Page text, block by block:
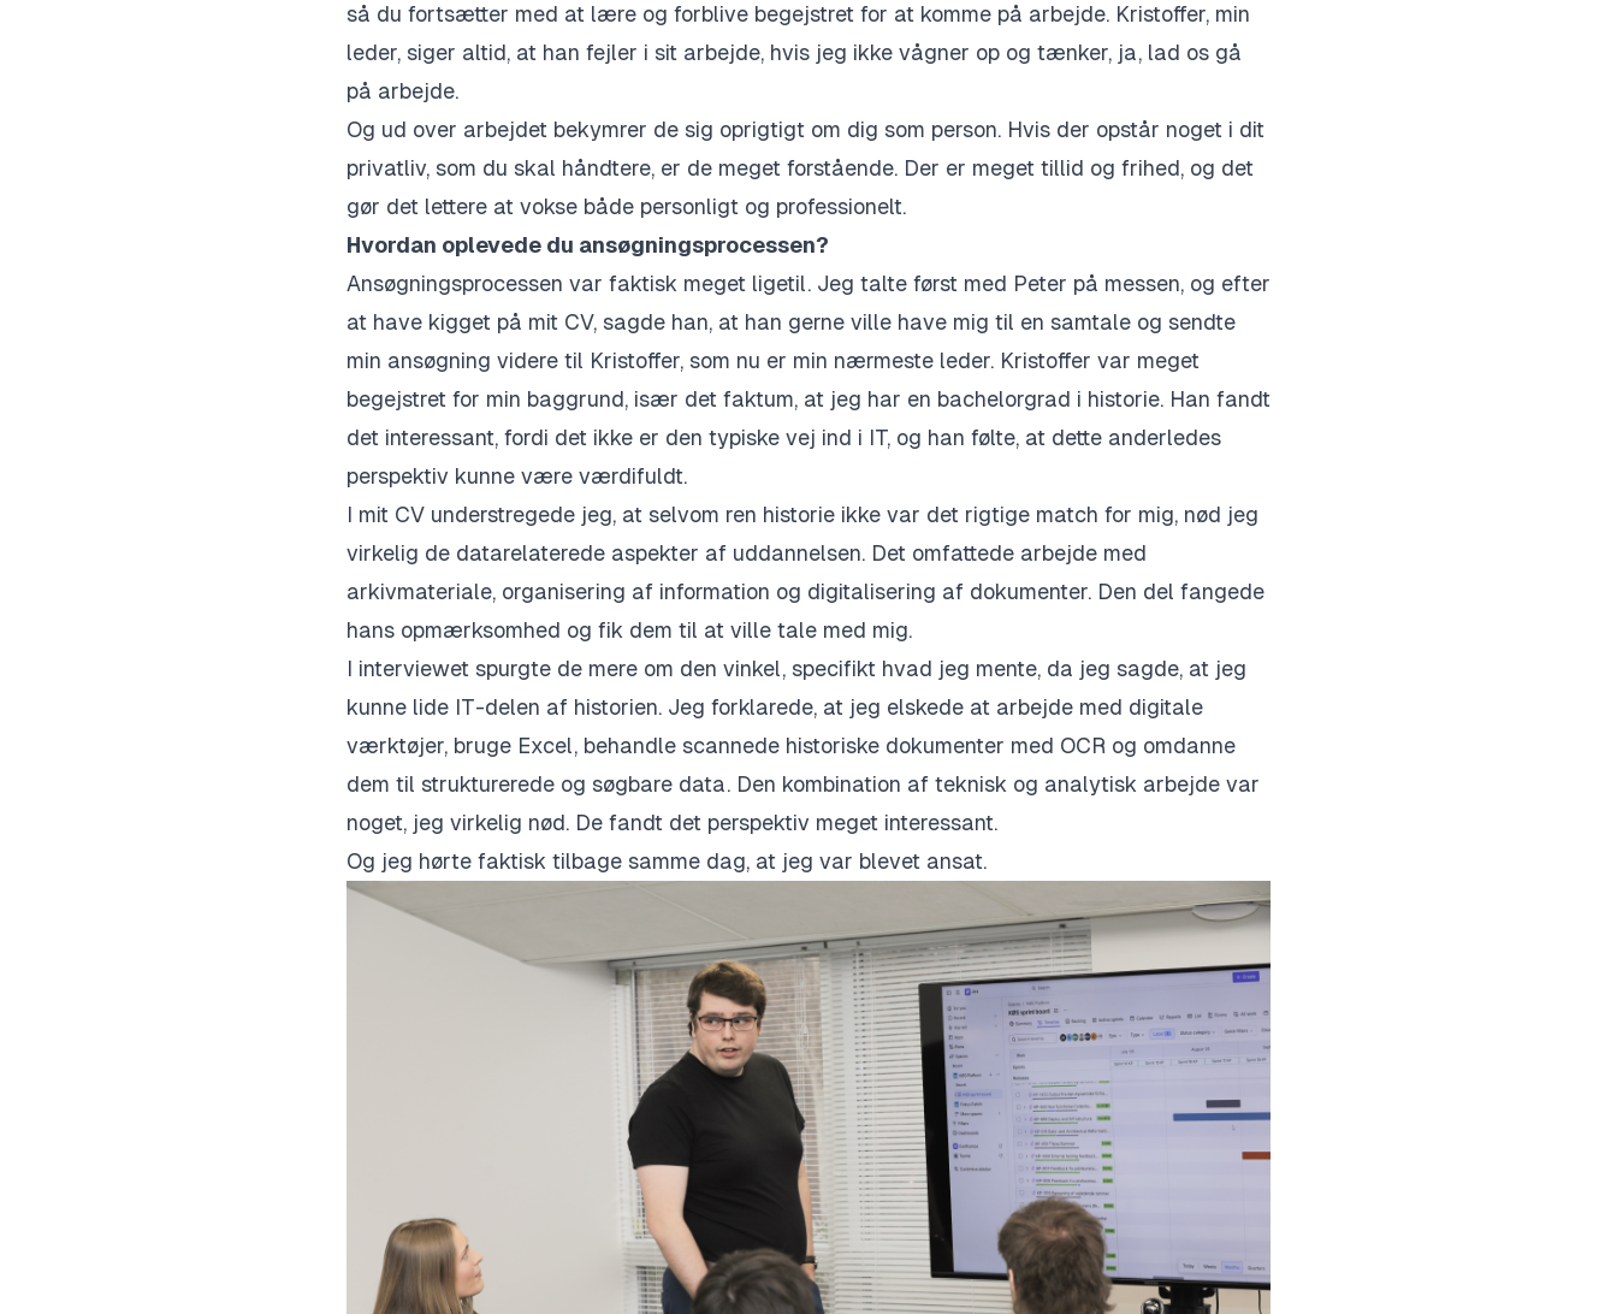
så du fortsætter med at lære og forblive begejstret for at komme på arbejde. Kristoffer, min
leder, siger altid, at han fejler i sit arbejde, hvis jeg ikke vågner op og tænker, ja, lad os gå
på arbejde.
Og ud over arbejdet bekymrer de sig oprigtigt om dig som person. Hvis der opstår noget i dit
privatliv, som du skal håndtere, er de meget forstående. Der er meget tillid og frihed, og det
gør det lettere at vokse både personligt og professionelt.
Hvordan oplevede du ansøgningsprocessen?
Ansøgningsprocessen var faktisk meget ligetil. Jeg talte først med Peter på messen, og efter
at have kigget på mit CV, sagde han, at han gerne ville have mig til en samtale og sendte
min ansøgning videre til Kristoffer, som nu er min nærmeste leder. Kristoffer var meget
begejstret for min baggrund, især det faktum, at jeg har en bachelorgrad i historie. Han fandt
det interessant, fordi det ikke er den typiske vej ind i IT, og han følte, at dette anderledes
perspektiv kunne være værdifuldt.
I mit CV understregede jeg, at selvom ren historie ikke var det rigtige match for mig, nød jeg
virkelig de datarelaterede aspekter af uddannelsen. Det omfattede arbejde med
arkivmateriale, organisering af information og digitalisering af dokumenter. Den del fangede
hans opmærksomhed og fik dem til at ville tale med mig.
I interviewet spurgte de mere om den vinkel, specifikt hvad jeg mente, da jeg sagde, at jeg
kunne lide IT-delen af historien. Jeg forklarede, at jeg elskede at arbejde med digitale
værktøjer, bruge Excel, behandle scannede historiske dokumenter med OCR og omdanne
dem til strukturerede og søgbare data. Den kombination af teknisk og analytisk arbejde var
noget, jeg virkelig nød. De fandt det perspektiv meget interessant.
Og jeg hørte faktisk tilbage samme dag, at jeg var blevet ansat.